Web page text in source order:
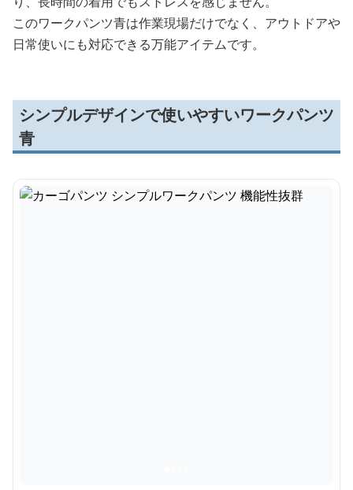
このワークパンツ青は作業現場だけでなく、アウトドアや
日常使いにも対応できる万能アイテムです。
シンプルデザインで使いやすいワークパンツ
青